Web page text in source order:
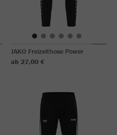
JAKO Freizeithose Power
ab 27,00 €